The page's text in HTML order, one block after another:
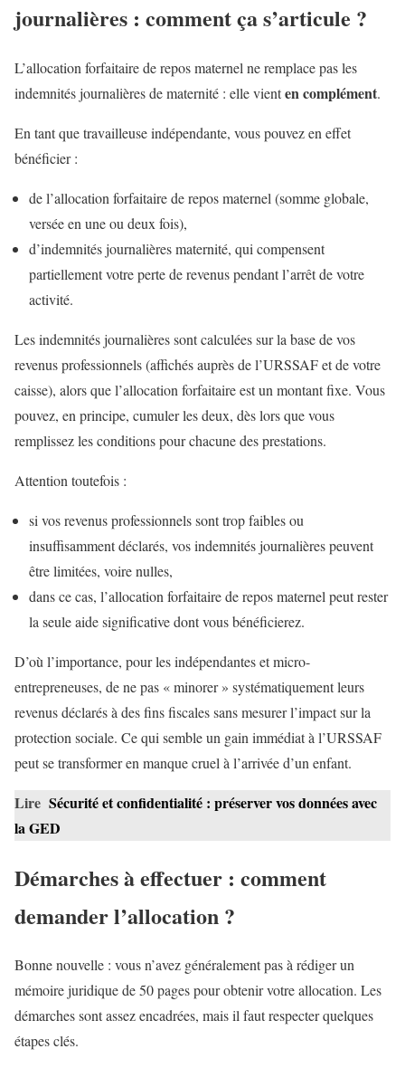
journalières : comment ça s’articule ?
L’allocation forfaitaire de repos maternel ne remplace pas les
indemnités journalières de maternité : elle vienten complément.
En tant que travailleuse indépendante, vous pouvez en effet
bénéficier :
de l’allocation forfaitaire de repos maternel (somme globale,
versée en une ou deux fois),
d’indemnités journalières maternité, qui compensent
partiellement votre perte de revenus pendant l’arrêt de votre
activité.
Les indemnités journalières sont calculées sur la base de vos
revenus professionnels (affichés auprès de l’URSSAF et de votre
caisse), alors que l’allocation forfaitaire est un montant fixe. Vous
pouvez, en principe, cumuler les deux, dès lors que vous
remplissez les conditions pour chacune des prestations.
Attention toutefois :
si vos revenus professionnels sont trop faibles ou
insuffisamment déclarés, vos indemnités journalières peuvent
être limitées, voire nulles,
dans ce cas, l’allocation forfaitaire de repos maternel peut rester
la seule aide significative dont vous bénéficierez.
D’où l’importance, pour les indépendantes et micro-
entrepreneuses, de ne pas « minorer » systématiquement leurs
revenus déclarés à des fins fiscales sans mesurer l’impact sur la
protection sociale. Ce qui semble un gain immédiat à l’URSSAF
peut se transformer en manque cruel à l’arrivée d’un enfant.
Lire Sécurité et confidentialité : préserver vos données avec
la GED
Démarches à effectuer : comment
demander l’allocation ?
Bonne nouvelle : vous n’avez généralement pas à rédiger un
mémoire juridique de 50 pages pour obtenir votre allocation. Les
démarches sont assez encadrées, mais il faut respecter quelques
étapes clés.